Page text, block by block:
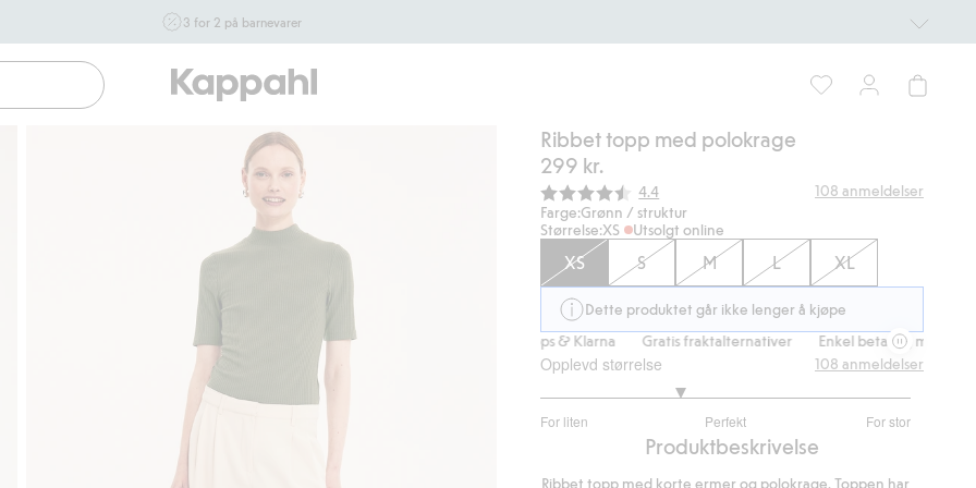
3 for 2 på barnevarer
inngår i tilbudet tom. 17/8 i butikk & online for deg som er
eller blir medlem. Kan ikke kombineres med andre tilbud
eller rabatter.
Handle nå
Ribbet topp med polokrage
299 kr.
Gjennomsnittskarakter:
4.4 108 anmeldelser
Farge:Grønn / struktur
Størrelse:XS Utsolgt online
XS S M L XL
Dette produktet går ikke lenger å kjøpe
Gratis fraktalternativer
Enkel betaling med Vipps & Klarna Gratis fraktalternativer Enkel betaling med Vipps
Opplevd størrelse
For liten Perfekt For stor
av
108 anmeldelser
Produktbeskrivelse
Ribbet topp med korte ermer og polokrage. Toppen har